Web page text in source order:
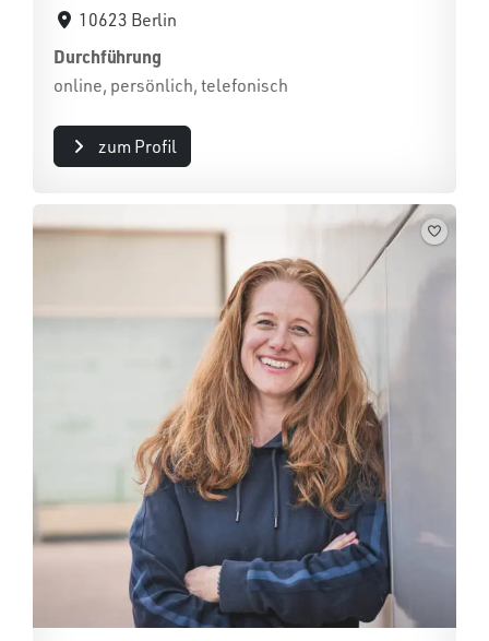
10623 Berlin
Durchführung
online, persönlich, telefonisch
zum Profil